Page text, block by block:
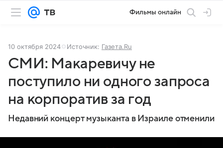
Фильмы онлайн
10 октября 2024 Источник: Газета.Ru
СМИ: Макаревичу не
поступило ни одного запроса
на корпоратив за год
Недавний концерт музыканта в Израиле отменили